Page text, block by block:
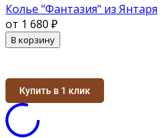
Колье "Фантазия" из Янтаря
от 1 680 ₽
В корзину
Купить в 1 клик